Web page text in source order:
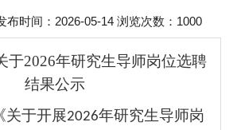
布时间：2026-05-14 浏览次数： 1000
于2026年研究生导师岗位选聘
结果公示
关于开展2026年研究生导师岗